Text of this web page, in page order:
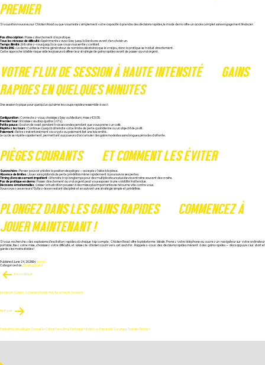
PREMIER
Si vous êtes nouveau sur Chicken Road ou que vous testez simplement votre capacité à prendre des décisions rapides, le mode demo offre un accès complet sans engagement financier.
Pas d’inscription :Passez directement à la pratique.
Tous les niveaux de difficulté :Expérimentez avec Easy jusqu’à Hardcore avant d’en choisir un.
Temps illimité :Entraînez-vous jusqu’à ce que vous vous sentiez confiant.
Vérité RNG :La demo utilise le même générateur de nombres aléatoires que le vrai jeu, donc la pratique se traduit directement.
Cette approche à faible risque aide les joueurs à affiner leur stratégie de gains rapides avant de passer au vrai argent.
VOTRE FLUX DE SESSION À HAUTE INTENSITÉ — GAINS
RAPIDES EN QUELQUES MINUTES
Une session typique pour quelqu’un qui aime les coups rapides ressemble à ceci :
Configuration :Connectez-vous, choisissez Easy ou Medium, misez €0.05.
Premier tour :Encaissez au step quatre (≈1.7x).
Petite pause :Bouton de reset pendant trois secondes pendant que vous prenez un café.
Répétez les tours :Continuez jusqu’à atteindre votre limite de perte quotidienne ou un objectif de profit.
Paiement :Retirez instantanément via crypto ou paiement fiat une fois arrêté.
Le cycle se répète rapidement, permettant aux joueurs d’accumuler des gains modestes sans longues périodes d’attente.
PIÈGES COURANTS — ET COMMENT LES ÉVITER
Surenchère :Penser pouvoir prédire la position des pièges — acceptez l’aléa à la place.
Absence de limites :Jouer sans plafonds de perte prédéfinis mène rapidement à poursuivre ses pertes.
Timing d’encaissement impatient :Attendre trop longtemps pour des multiplicateurs plus élevés entraîne souvent des crashs.
Pas de pratique en demo :Passer directement au vrai argent peut vous exposer à une volatilité inattendue.
Décisions émotionnelles :Laisser la frustration pousser à des mises plus importantes se retourne vite contre vous.
Vous voyez ces erreurs ? Évitez-les en restant discipliné et en suivant une stratégie simple et prédéfinie.
PLONGEZ DANS LES GAINS RAPIDES — COMMENCEZ À
JOUER MAINTENANT !
Si vous recherchez des explosions d’excitation rapides où chaque tap compte, Chicken Road offre la plateforme idéale. Prenez votre téléphone ou ouvrez un navigateur sur votre ordinateur
portable, fixez votre mise, choisissez votre difficulté, et laissez le chicken courir vers cet œuf d’or. Rappelez-vous : des décisions rapides mènent à des gains rapides — alors appuyez sur start et
gardez les mains stables !
PublishedJune 24, 2026Byadmin
Categorized asUncategorized
POST
NAVIGATION
Previous post
Mobilebet Casino: Schnelles Mobile Play für schnelle Gewinne
Next post
Paribahis.com’a Erişim Sonrası En Çabuk Para Alma Yöntemleri: Kripto ve Papara ile Sorunsuz Transfer Rehberi